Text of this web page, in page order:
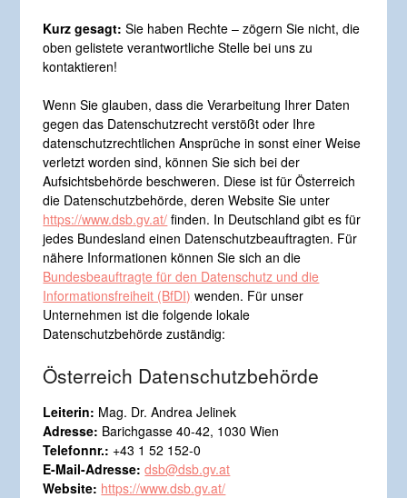
Kurz gesagt: Sie haben Rechte – zögern Sie nicht, die
oben gelistete verantwortliche Stelle bei uns zu
kontaktieren!
Wenn Sie glauben, dass die Verarbeitung Ihrer Daten
gegen das Datenschutzrecht verstößt oder Ihre
datenschutzrechtlichen Ansprüche in sonst einer Weise
verletzt worden sind, können Sie sich bei der
Aufsichtsbehörde beschweren. Diese ist für Österreich
die Datenschutzbehörde, deren Website Sie unter
https://www.dsb.gv.at/ finden. In Deutschland gibt es für
jedes Bundesland einen Datenschutzbeauftragten. Für
nähere Informationen können Sie sich an die
Bundesbeauftragte für den Datenschutz und die
Informationsfreiheit (BfDI) wenden. Für unser
Unternehmen ist die folgende lokale
Datenschutzbehörde zuständig:
Österreich Datenschutzbehörde
Leiterin: Mag. Dr. Andrea Jelinek
Adresse: Barichgasse 40-42, 1030 Wien
Telefonnr.: +43 1 52 152-0
E-Mail-Adresse:dsb@dsb.gv.at
Website: https://www.dsb.gv.at/